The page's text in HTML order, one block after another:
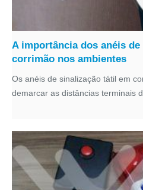
A importância dos anéis
corrimão nos ambientes
Os anéis de sinalização tátil em
demarcar as distâncias terminais